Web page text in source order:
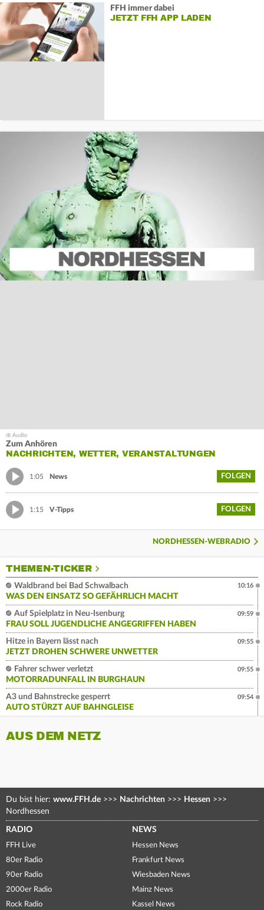
FFH immer dabei
JETZT FFH APP LADEN
Zum Anhören
NACHRICHTEN, WETTER, VERANSTALTUNGEN
1:05 News FOLGEN
1:15 V-Tipps FOLGEN
NORDHESSEN-WEBRADIO
THEMEN-TICKER
Waldbrand bei Bad Schwalbach
WAS DEN EINSATZ SO GEFÄHRLICH MACHT
10:16
Auf Spielplatz in Neu-Isenburg
FRAU SOLL JUGENDLICHE ANGEGRIFFEN HABEN
09:59
Hitze in Bayern lässt nach
JETZT DROHEN SCHWERE UNWETTER
09:55
Fahrer schwer verletzt
MOTORRADUNFALL IN BURGHAUN
09:55
A3 und Bahnstrecke gesperrt
AUTO STÜRZT AUF BAHNGLEISE
09:54
AUS DEM NETZ
Du bist hier: www.FFH.de >>> Nachrichten >>> Hessen >>>
Nordhessen
RADIO
FFH Live
80er Radio
90er Radio
2000er Radio
Rock Radio
NEWS
Hessen News
Frankfurt News
Wiesbaden News
Mainz News
Kassel News